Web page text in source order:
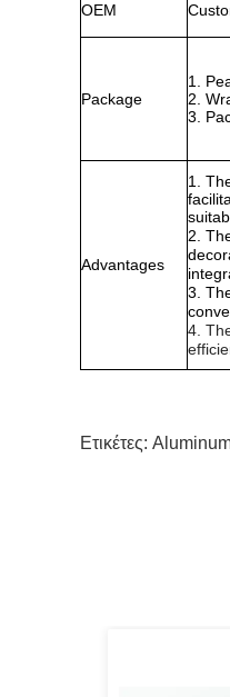
OEM
Package
1.
2.
3.
Advantages
1.
2.
3.
4.
Ετικέτες: